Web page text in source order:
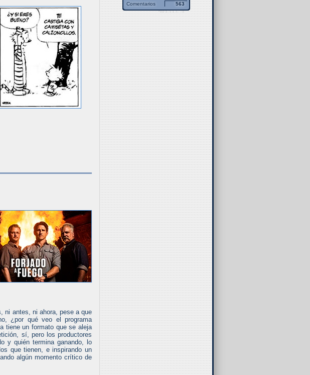
ni antes, ni ahora, pese a que
¿por qué veo el programa
tiene un formato que se aleja
sí, pero los productores
y quién termina ganando, lo
que tienen, e inspirando un
algún momento crítico de
Comentarios
563